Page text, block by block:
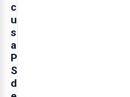
c
u
s
a
P
S
d